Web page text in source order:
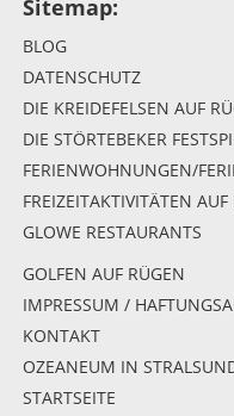
Sitemap:
BLOG
DATENSCHUTZ
DIE KREIDEFELSEN AUF
DIE STÖRTEBEKER
FERIENWOHNUNGEN/
FREIZEITAKTIVITÄTEN AUF
GLOWE RESTAURANTS
GOLFEN AUF RÜGEN
IMPRESSUM /
KONTAKT
OZEANEUM IN
STARTSEITE